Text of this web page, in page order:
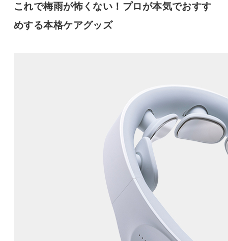
これで梅雨が怖くない！プロが本気でおすす
めする本格ケアグッズ